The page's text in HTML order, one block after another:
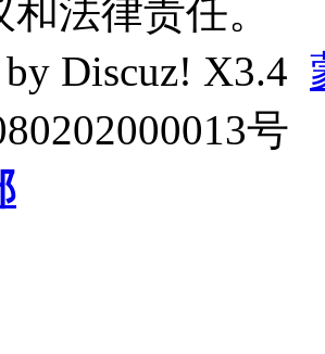
法律责任。
by Discuz! X3.4
号